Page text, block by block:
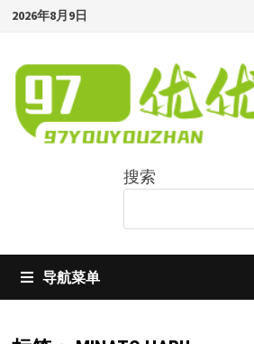
Skip
content
2026年8月9日
搜索
导航菜单